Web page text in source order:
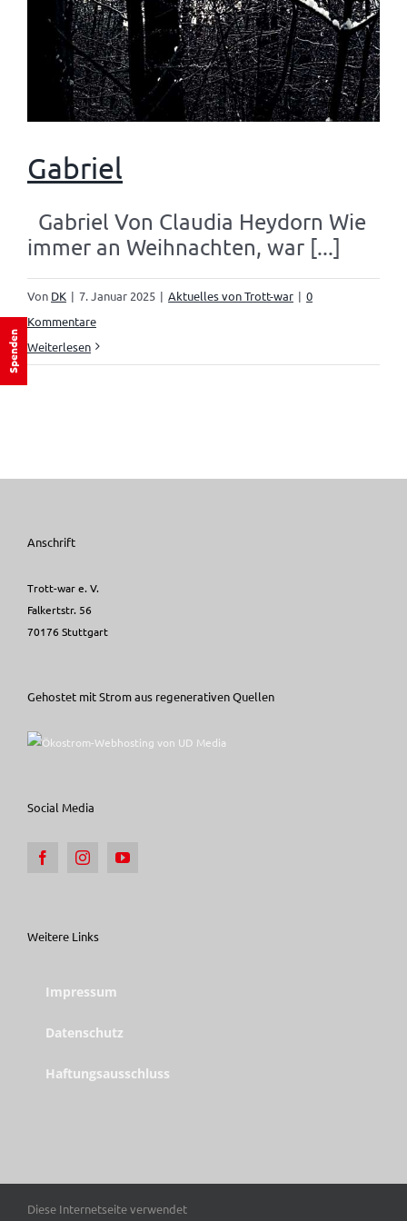
Gabriel
Gabriel Von Claudia Heydorn Wie
immer an Weihnachten, war [...]
Von DK | 7. Januar 2025 | Aktuelles von Trott-war | 0
Kommentare
Weiterlesen
Anschrift
Trott-war e. V.
Falkertstr. 56
70176 Stuttgart
Spenden
Gehostet mit Strom aus regenerativen Quellen
Social Media
Weitere Links
Impressum
Datenschutz
Haftungsausschluss
Diese Internetseite verwendet